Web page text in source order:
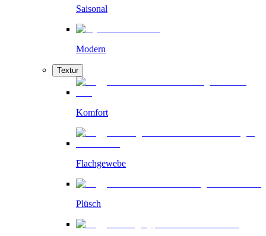
Saisonal
Modern
Textur
Komfort
Flachgewebe
Plüsch